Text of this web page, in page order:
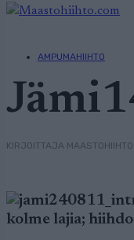
AMPUMAHIIHTO
KIRJOITTAJA
kolme lajia;